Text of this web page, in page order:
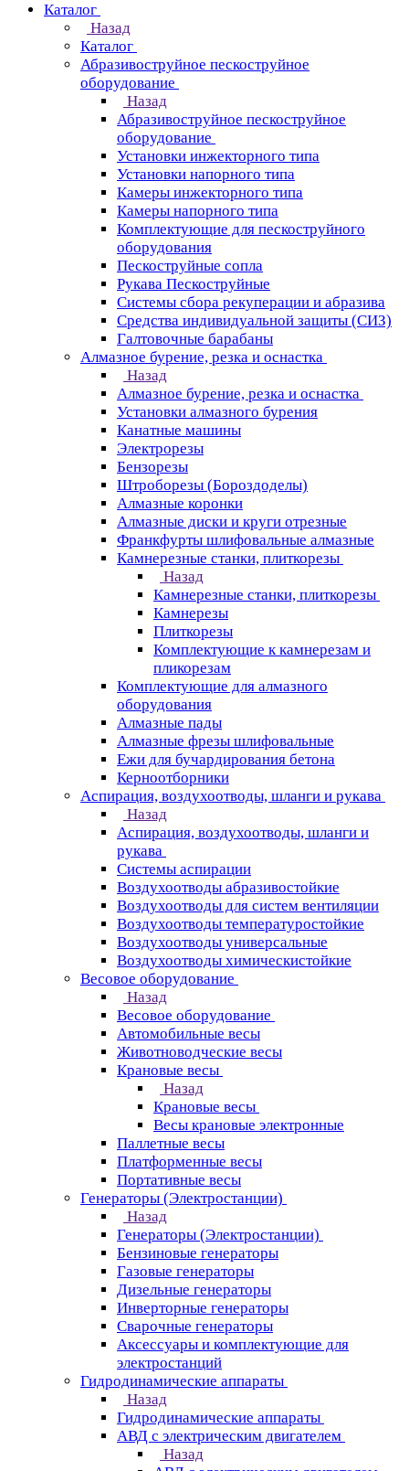
Каталог
Назад
Каталог
Абразивоструйное пескоструйное
оборудование
Назад
Абразивоструйное пескоструйное
оборудование
Установки инжекторного типа
Установки напорного типа
Камеры инжекторного типа
Камеры напорного типа
Комплектующие для пескоструйного
оборудования
Пескоструйные сопла
Рукава Пескоструйные
Системы сбора рекуперации и абразива
Средства индивидуальной защиты (СИЗ)
Галтовочные барабаны
Алмазное бурение, резка и оснастка
Назад
Алмазное бурение, резка и оснастка
Установки алмазного бурения
Канатные машины
Электрорезы
Бензорезы
Штроборезы (Бороздоделы)
Алмазные коронки
Алмазные диски и круги отрезные
Франкфурты шлифовальные алмазные
Камнерезные станки, плиткорезы
Назад
Камнерезные станки, плиткорезы
Камнерезы
Плиткорезы
Комплектующие к камнерезам и
пликорезам
Комплектующие для алмазного
оборудования
Алмазные пады
Алмазные фрезы шлифовальные
Ежи для бучардирования бетона
Керноотборники
Аспирация, воздухоотводы, шланги и рукава
Назад
Аспирация, воздухоотводы, шланги и
рукава
Системы аспирации
Воздухоотводы абразивостойкие
Воздухоотводы для систем вентиляции
Воздухоотводы температуростойкие
Воздухоотводы универсальные
Воздухоотводы химическистойкие
Весовое оборудование
Назад
Весовое оборудование
Автомобильные весы
Животноводческие весы
Крановые весы
Назад
Крановые весы
Весы крановые электронные
Паллетные весы
Платформенные весы
Портативные весы
Генераторы (Электростанции)
Назад
Генераторы (Электростанции)
Бензиновые генераторы
Газовые генераторы
Дизельные генераторы
Инверторные генераторы
Сварочные генераторы
Аксессуары и комплектующие для
электростанций
Гидродинамические аппараты
Назад
Гидродинамические аппараты
АВД с электрическим двигателем
Назад